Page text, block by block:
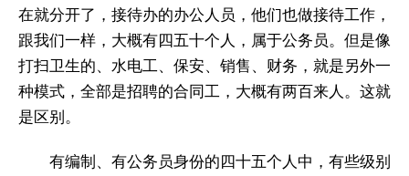
在就分开了，接待办的办公人员，他们也做接待工作，
跟我们一样，大概有四五十个人，属于公务员。但是像
打扫卫生的、水电工、保安、销售、财务，就是另外一
种模式，全部是招聘的合同工，大概有两百来人。这就
是区别。
有编制、有公务员身份的四十五个人中，有些级别